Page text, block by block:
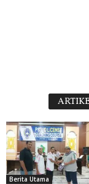
Berita Utama